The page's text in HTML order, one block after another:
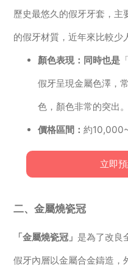
歷史最悠久的假牙牙套，主
的假牙材質，近年來比較少
顏色表現：同時也是
假牙呈現金屬色澤，
色，顏色非常的突出。
價格區間：約
立即
二、金屬燒瓷冠
「金屬燒瓷冠」 是為了改良
假牙內層以金屬合金鑄造，